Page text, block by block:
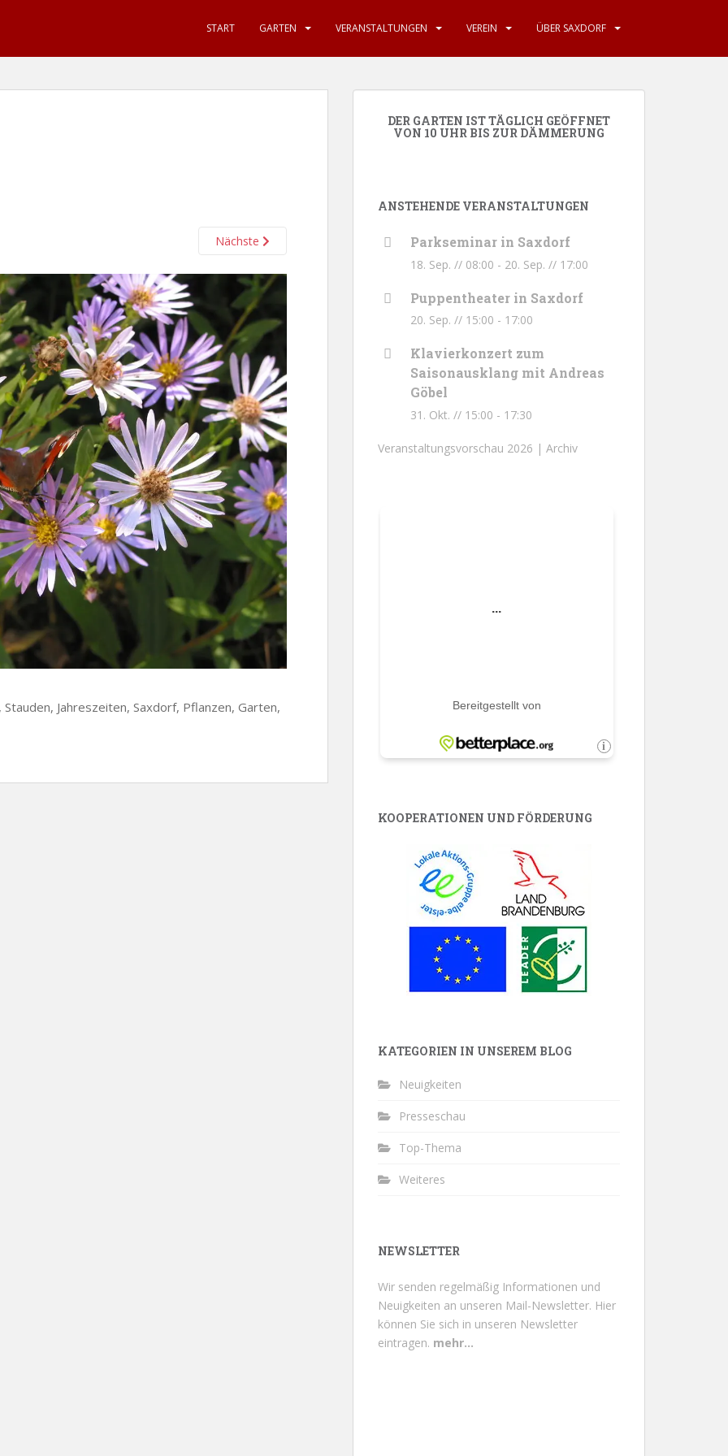
START GARTEN VERANSTALTUNGEN VEREIN ÜBER SAXDORF
Nächste
Jahreszeiten, Saxdorf, Pflanzen, Garten,
DER GARTEN IST TÄGLICH GEÖFFNET
VON 10 UHR BIS ZUR DÄMMERUNG
ANSTEHENDE VERANSTALTUNGEN
Parkseminar in Saxdorf
18. Sep. // 08:00 - 20. Sep. // 17:00
Puppentheater in Saxdorf
20. Sep. // 15:00 - 17:00
Klavierkonzert zum
Saisonausklang mit Andreas
Göbel
31. Okt. // 15:00 - 17:30
Veranstaltungsvorschau 2026 | Archiv
KOOPERATIONEN UND FÖRDERUNG
KATEGORIEN IN UNSEREM BLOG
Neuigkeiten
Presseschau
Top-Thema
Weiteres
NEWSLETTER
Wir senden regelmäßig Informationen und
Neuigkeiten an unseren Mail-Newsletter. Hier
können Sie sich in unseren Newsletter
eintragen. mehr...